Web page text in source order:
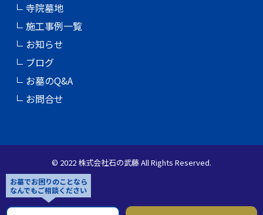
お墓でお困りのことなら
なんでもご相談ください
寺院墓地
施工事例一覧
お知らせ
ブログ
お墓のQ&A
お問合せ
© 2022 株式会社石の武藤 All Rights Reserved.